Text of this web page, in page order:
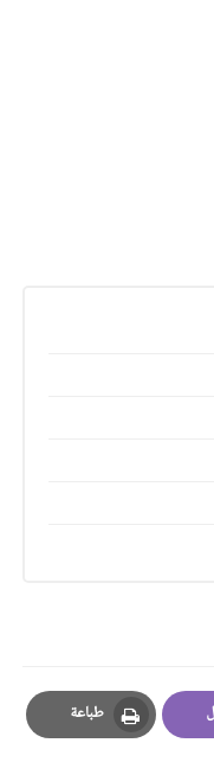
طباعة
Print